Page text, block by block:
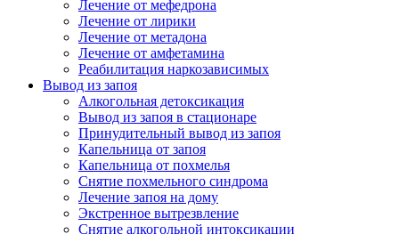
Лечение от мефедрона
Лечение от лирики
Лечение от метадона
Лечение от амфетамина
Реабилитация наркозависимых
Вывод из запоя
Алкогольная детоксикация
Вывод из запоя в стационаре
Принудительный вывод из запоя
Капельница от запоя
Капельница от похмелья
Снятие похмельного синдрома
Лечение запоя на дому
Экстренное вытрезвление
Снятие алкогольной интоксикации